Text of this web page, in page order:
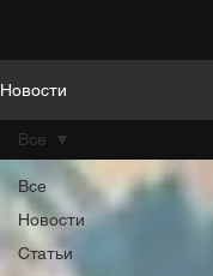
Новости
Все
Новости
Статьи
Все